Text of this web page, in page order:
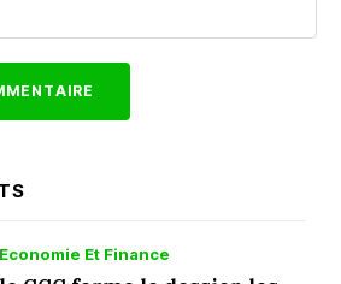
Economie Et Finance